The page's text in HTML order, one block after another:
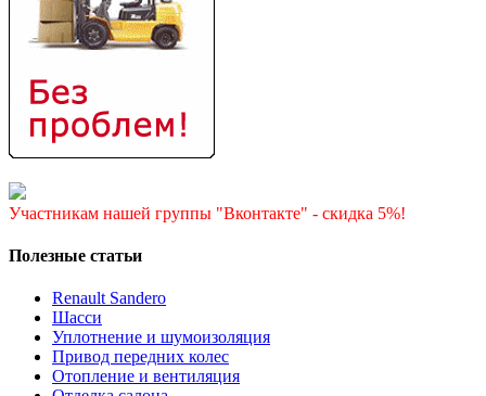
Участникам нашей группы "Вконтакте" - скидка 5%!
Полезные статьи
Renault Sandero
Шасси
Уплотнение и шумоизоляция
Привод передних колес
Отопление и вентиляция